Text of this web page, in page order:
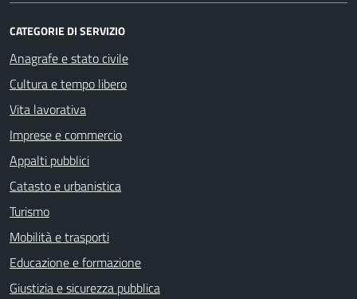
CATEGORIE DI SERVIZIO
Anagrafe e stato civile
Cultura e tempo libero
Vita lavorativa
Imprese e commercio
Appalti pubblici
Catasto e urbanistica
Turismo
Mobilità e trasporti
Educazione e formazione
Giustizia e sicurezza pubblica